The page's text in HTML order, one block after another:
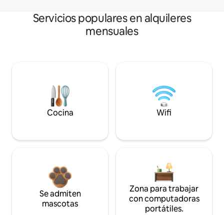
Servicios populares en alquileres
mensuales
Cocina Wifi
Se admiten
mascotas
Zona para trabajar
con computadoras
portátiles.